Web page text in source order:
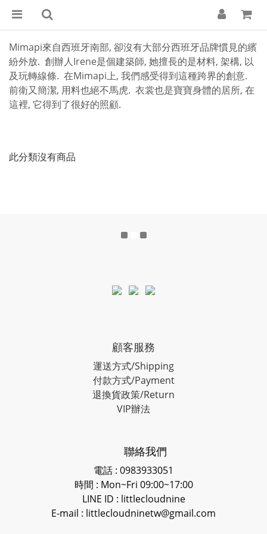
Mimapi來自西班牙南部, 卻沒有大部分西班牙品牌慣見的繽
紛外放. 創辦人Irene是個建築師, 她擅長的是材料, 架構, 以
及玩轉線條. 在Mimapi上, 我們感受得到這種跨界的創意.
前衛又簡潔, 用料也絕不馬虎. 衣裳也是寶寶身體的居所, 在
這裡, 它得到了很好的照顧.
此分類沒有商品
顧客服務
運送方式/Shipping
付款方式/Payment
退換貨政策/Return
VIP辦法
聯絡我們
電話 : 0983933051
時間 : Mon~Fri 09:00~17:00
LINE ID : littlecloudnine
E-mail : littlecloudninetw@gmail.com